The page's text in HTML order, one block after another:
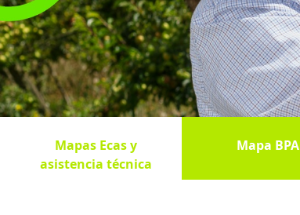
Mapas Ecas y
asistencia técnica
Mapa BPA